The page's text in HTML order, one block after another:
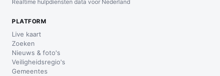
Realtime hulpdiensten data voor Nederland
PLATFORM
Live kaart
Zoeken
Nieuws & foto's
Veiligheidsregio's
Gemeentes